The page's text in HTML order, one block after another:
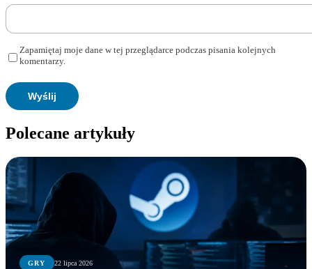
Zapamiętaj moje dane w tej przeglądarce podczas pisania kolejnych
komentarzy.
Polecane artykuły
GRY 22 lipca 2026